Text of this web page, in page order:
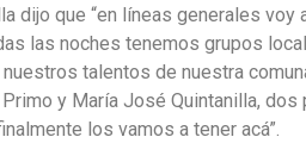
dijo que “en líneas generales
las noches tenemos grupos
talentos de nuestra
y María José Quintanilla,
los vamos a tener acá”.